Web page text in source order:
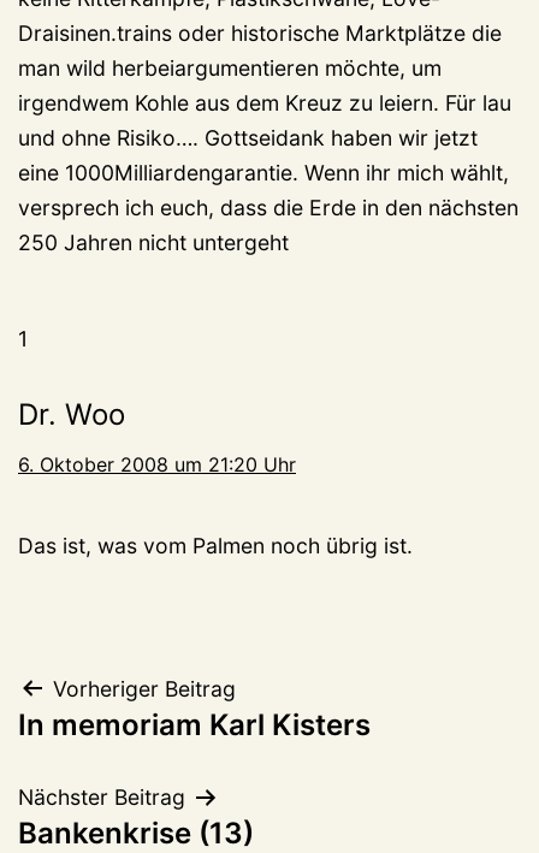
Draisinen.trains oder historische Marktplätze die
man wild herbeiargumentieren möchte, um
irgendwem Kohle aus dem Kreuz zu leiern. Für lau
und ohne Risiko…. Gottseidank haben wir jetzt
eine 1000Milliardengarantie. Wenn ihr mich wählt,
versprech ich euch, dass die Erde in den nächsten
250 Jahren nicht untergeht
1
Dr. Woo
6. Oktober 2008 um 21:20 Uhr
Das ist, was vom Palmen noch übrig ist.
Beitragsnavigation
Vorheriger Beitrag
In memoriam Karl Kisters
Nächster Beitrag
Bankenkrise (13)